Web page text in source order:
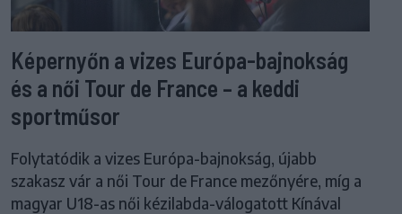
Képernyőn a vizes Európa-bajnokság
és a női Tour de France – a keddi
sportműsor
Folytatódik a vizes Európa-bajnokság, újabb
szakasz vár a női Tour de France mezőnyére, míg a
magyar U18-as női kézilabda-válogatott Kínával